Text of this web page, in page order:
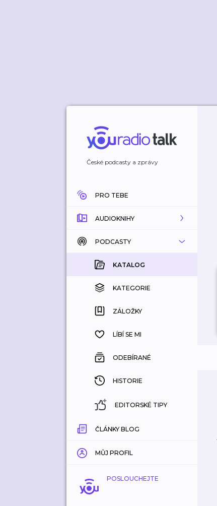
České podcasty a zprávy
PRO TEBE
AUDIOKNIHY
KATALOG
KOUPENÉ
KATEGORIE
ZÁLOŽKY
HISTORIE
PODCASTY
KATALOG
KATEGORIE
ZÁLOŽKY
LÍBÍ SE MI
ODEBÍRANÉ
HISTORIE
EDITORSKÉ TIPY
ČLÁNKY BLOG
MŮJ PROFIL
POSLOUCHEJTE